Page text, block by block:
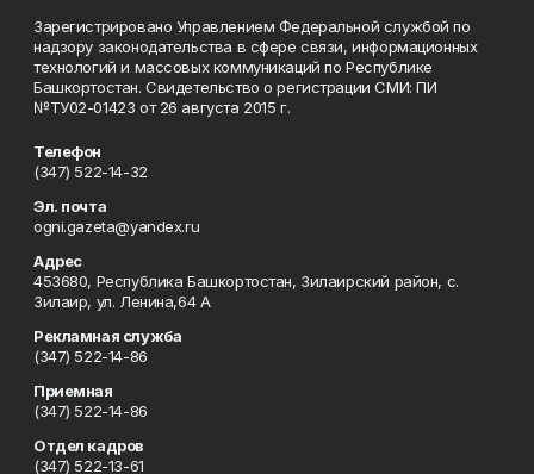
Зарегистрировано Управлением Федеральной службой по
надзору законодательства в сфере связи, информационных
технологий и массовых коммуникаций по Республике
Башкортостан. Свидетельство о регистрации СМИ: ПИ
№ТУ02-01423 от 26 августа 2015 г.
Телефон
(347) 522-14-32
Эл. почта
ogni.gazeta@yandex.ru
Адрес
453680, Республика Башкортостан, Зилаирский район, с.
Зилаир, ул. Ленина,64 А
Рекламная служба
(347) 522-14-86
Приемная
(347) 522-14-86
Отдел кадров
(347) 522-13-61